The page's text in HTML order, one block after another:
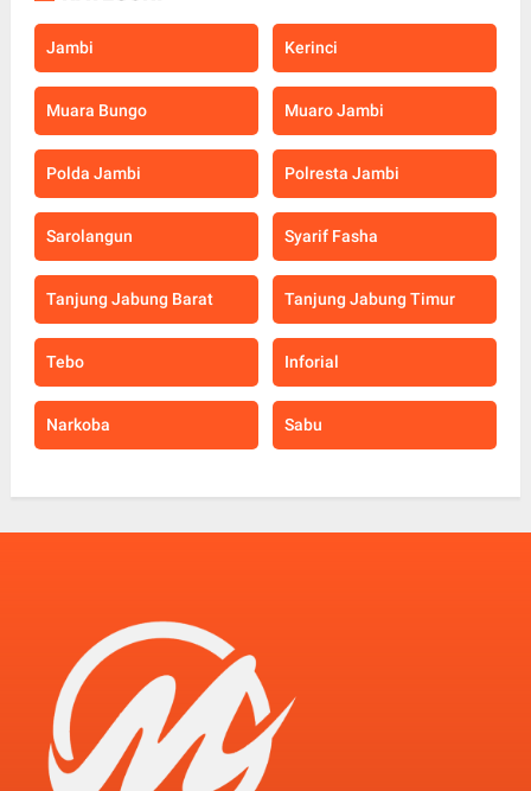
Jambi Kerinci
Muara Bungo Muaro Jambi
Polda Jambi Polresta Jambi
Sarolangun Syarif Fasha
Tanjung Jabung Barat Tanjung Jabung Timur
Tebo Inforial
Narkoba Sabu